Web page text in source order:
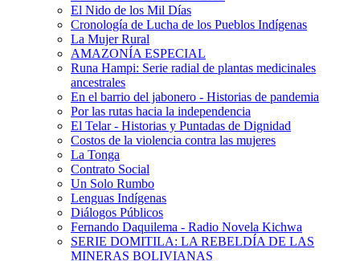
El Nido de los Mil Días
Cronología de Lucha de los Pueblos Indígenas
La Mujer Rural
AMAZONÍA ESPECIAL
Runa Hampi: Serie radial de plantas medicinales
ancestrales
En el barrio del jabonero - Historias de pandemia
Por las rutas hacia la independencia
El Telar - Historias y Puntadas de Dignidad
Costos de la violencia contra las mujeres
La Tonga
Contrato Social
Un Solo Rumbo
Lenguas Indígenas
Diálogos Públicos
Fernando Daquilema - Radio Novela Kichwa
SERIE DOMITILA: LA REBELDÍA DE LAS
MINERAS BOLIVIANAS